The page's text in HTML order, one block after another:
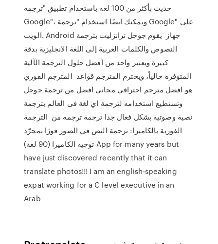
حديث بأكثر من 100 لغة باستخدام تطبيق "ترجمة
Google"، ويمكنك ايضًا استخدام "ترجمة Google" على
الويب. Android جهاز يقوم جوجل ترانزليت بترجمة
النصوص والكلمات العربية إلى اللغة الانجليزية بدقة
كبيرة ويعتبر واحد من أفضل حلول الترجمة الآلية
المتوفرة حالياً، ويحترم المترجم قواعد المترجم الفوري
هو افضل مترجم احترافي مجاني افضل من ترجمة جوجل
وتستطيع استخدامه لترجمة اي لغة فى العالم بترجمة
نصية وصوتية بشكل فعال جدا ترجمة ترجمه من الترجمة
الفورية بالكاميرا: ترجمة النص في الصور فورًا بمجرّد
توجيه الكاميرا (90 لغة) App for many years but
have just discovered recently that it can
translate photos!!! I am an english-speaking
expat working for a C level executive in an
Arab